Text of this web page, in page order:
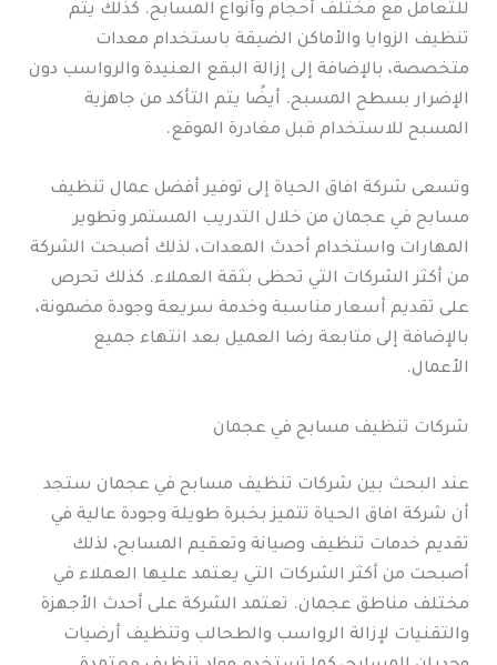
للتعامل مع مختلف أحجام وأنواع المسابح. كذلك يتم
تنظيف الزوايا والأماكن الضيقة باستخدام معدات
متخصصة، بالإضافة إلى إزالة البقع العنيدة والرواسب دون
الإضرار بسطح المسبح. أيضًا يتم التأكد من جاهزية
المسبح للاستخدام قبل مغادرة الموقع.
وتسعى شركة افاق الحياة إلى توفير أفضل عمال تنظيف
مسابح في عجمان من خلال التدريب المستمر وتطوير
المهارات واستخدام أحدث المعدات، لذلك أصبحت الشركة
من أكثر الشركات التي تحظى بثقة العملاء. كذلك تحرص
على تقديم أسعار مناسبة وخدمة سريعة وجودة مضمونة،
بالإضافة إلى متابعة رضا العميل بعد انتهاء جميع
الأعمال.
شركات تنظيف مسابح في عجمان
عند البحث بين شركات تنظيف مسابح في عجمان ستجد
أن شركة افاق الحياة تتميز بخبرة طويلة وجودة عالية في
تقديم خدمات تنظيف وصيانة وتعقيم المسابح، لذلك
أصبحت من أكثر الشركات التي يعتمد عليها العملاء في
مختلف مناطق عجمان. تعتمد الشركة على أحدث الأجهزة
والتقنيات لإزالة الرواسب والطحالب وتنظيف أرضيات